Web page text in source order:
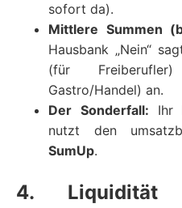
sofort da).
Mittlere Summen
Hausbank „Nein“
(für
Gastro/Handel) an.
Der Sonderfall: Ihr
nutzt den
SumUp.
4. Liquidität